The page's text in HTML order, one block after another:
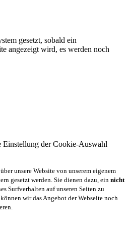
gesetzt, sobald ein
angezeigt wird, es werden noch
Einstellung der Cookie-Auswahl
unsere Website von unserem eigenem
gesetzt werden. Sie dienen dazu, ein nicht
Surfverhalten auf unseren Seiten zu
wir das Angebot der Webseite noch